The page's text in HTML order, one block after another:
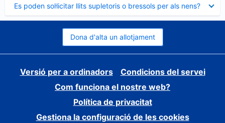
Es poden sol·licitar llits supletoris o bressols per als nens?
tancat
Dona d'alta un allotjament
Versió per a ordinadors
Condicions del servei
Com funciona el nostre web?
Política de privacitat
Gestiona la configuració de les cookies